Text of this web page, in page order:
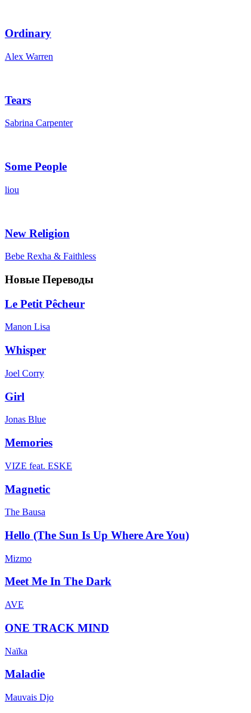
Ordinary
Alex Warren
Tears
Sabrina Carpenter
Some People
liou
New Religion
Bebe Rexha & Faithless
Новые Переводы
Le Petit Pêcheur
Manon Lisa
Whisper
Joel Corry
Girl
Jonas Blue
Memories
VIZE feat. ESKE
Magnetic
The Bausa
Hello (The Sun Is Up Where Are You)
Mizmo
Meet Me In The Dark
AVE
ONE TRACK MIND
Naïka
Maladie
Mauvais Djo